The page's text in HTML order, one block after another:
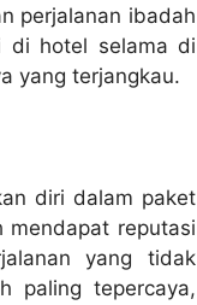
perjalanan ibadah
di hotel selama di
yang terjangkau.
diri dalam paket
mendapat reputasi
yang tidak
paling tepercaya,